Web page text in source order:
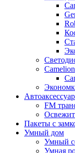
Camelion
FM
Пакеты с
Умный дом
Умный
Умная